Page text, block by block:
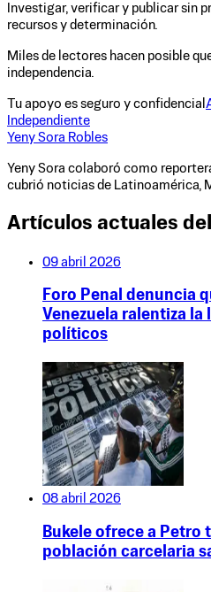
Investigar, verificar y publicar sin
recursos y determinación.
Miles de lectores hacen posible
independencia.
Tu apoyo es seguro y confidencial
Independiente
Yeny Sora Robles
Yeny Sora colaboró como
cubrió noticias de Latinoamérica,
Artículos actuales
09 abril 2026
Foro Penal denuncia
Venezuela ralentiza
políticos
08 abril 2026
Bukele ofrece a Petro
población carcelaria